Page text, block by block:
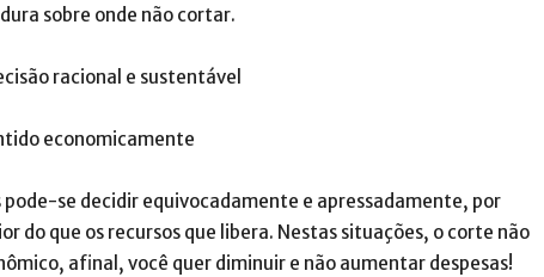
sobre onde não cortar.
racional e sustentável
economicamente
pode-se decidir equivocadamente e apressadamente, por
do que os recursos que libera. Nestas situações, o corte não
afinal, você quer diminuir e não aumentar despesas!